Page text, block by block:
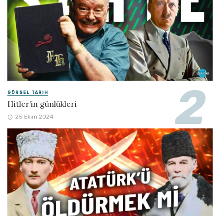
GÖRSEL TARIH
Hitler’in günlükleri
25 Ekim 2024